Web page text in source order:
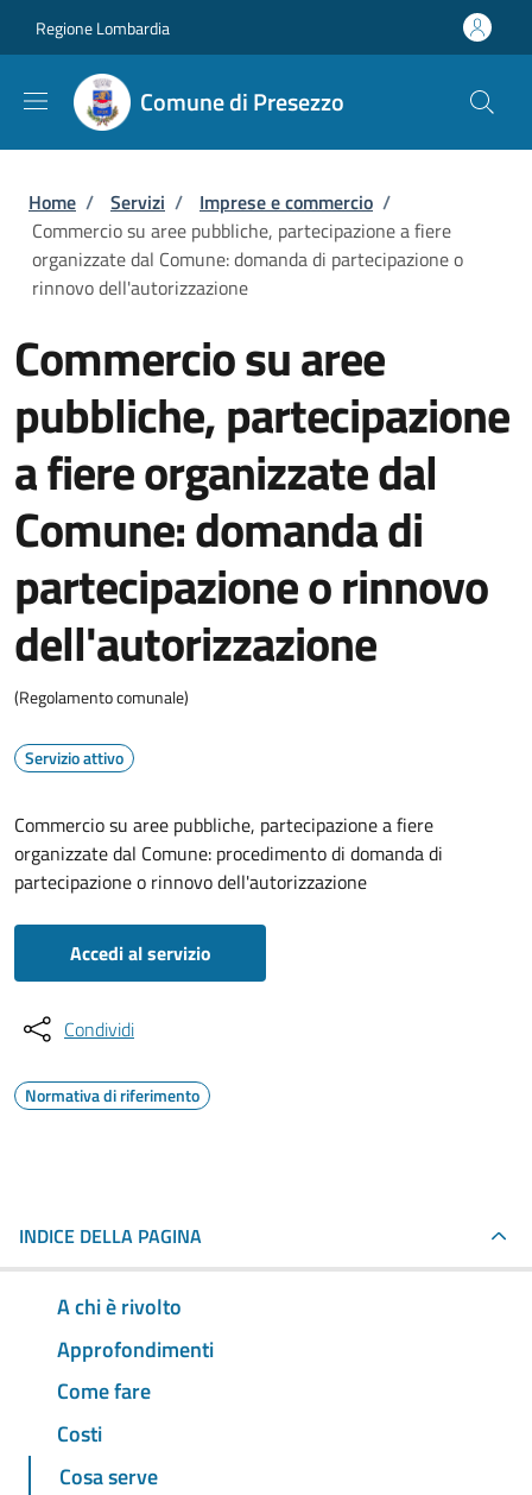
Regione Lombardia
Comune di Presezzo
Briciole di pane
Home / Servizi / Imprese e commercio /
Commercio su aree pubbliche, partecipazione a fiere
organizzate dal Comune: domanda di partecipazione o
rinnovo dell'autorizzazione
Commercio su aree
pubbliche, partecipazione
a fiere organizzate dal
Comune: domanda di
partecipazione o rinnovo
dell'autorizzazione
(Regolamento comunale)
Servizio attivo
Commercio su aree pubbliche, partecipazione a fiere
organizzate dal Comune: procedimento di domanda di
partecipazione o rinnovo dell'autorizzazione
Accedi al servizio
Condividi
Normativa di riferimento
INDICE DELLA PAGINA
A chi è rivolto
Approfondimenti
Come fare
Costi
Cosa serve